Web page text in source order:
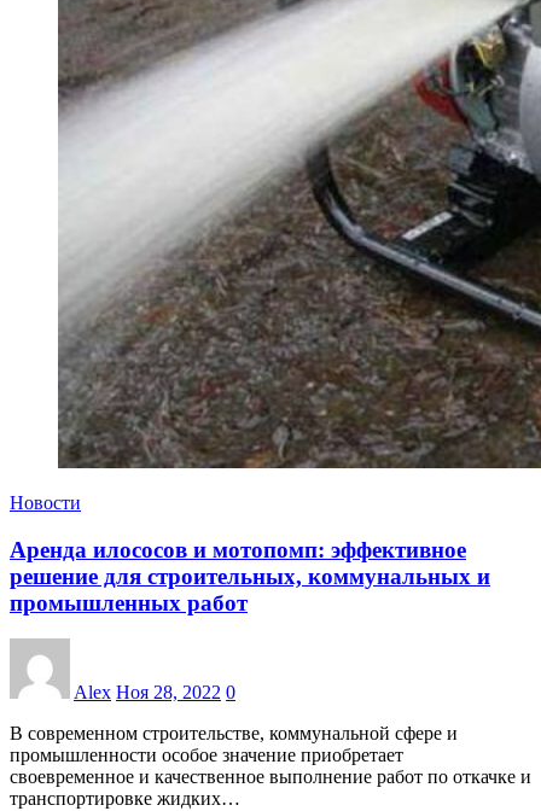
Новости
Аренда илососов и мотопомп: эффективное
решение для строительных, коммунальных и
промышленных работ
Alex Ноя 28, 2022 0
В современном строительстве, коммунальной сфере и
промышленности особое значение приобретает
своевременное и качественное выполнение работ по откачке и
транспортировке жидких…